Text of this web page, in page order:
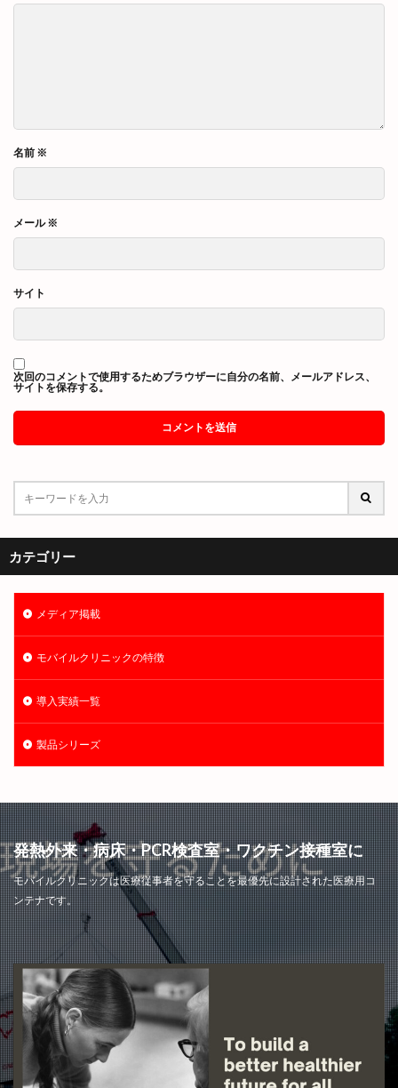
名前 ※
メール※
サイト
次回のコメントで使用するためブラウザーに自分の名前、メールアドレス、
サイトを保存する。
カテゴリー
メディア掲載
モバイルクリニックの特徴
導入実績一覧
製品シリーズ
発熱外来・病床・PCR検査室・ワクチン接種室に
モバイルクリニックは医療従事者を守ることを最優先に設計された医療用コ
ンテナです。